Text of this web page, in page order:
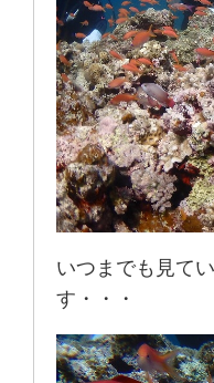
いつまでも見て
す・・・